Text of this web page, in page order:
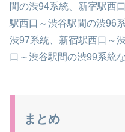
間の渋94系統、新宿駅西
駅西口～渋谷駅間の渋96
渋97系統、新宿駅西口～
口～渋谷駅間の渋99系統
まとめ